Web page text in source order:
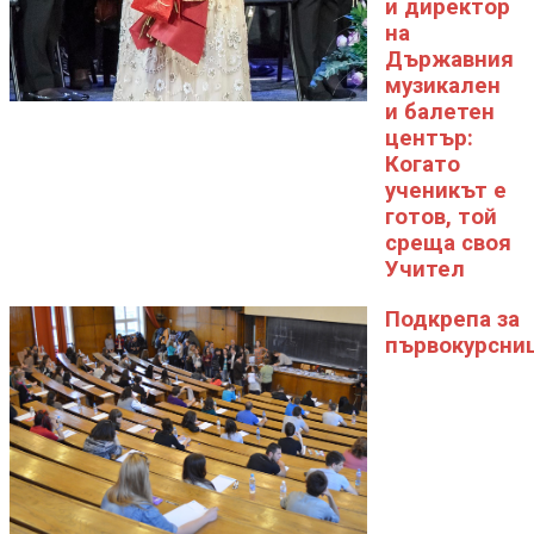
и директор
на
Държавния
музикален
и балетен
център:
Когато
ученикът е
готов, той
среща своя
Учител
Подкрепа за